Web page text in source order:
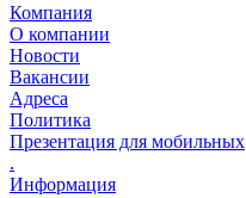
Компания
О компании
Новости
Вакансии
Адреса
Политика
Презентация для мобильных
.
Информация